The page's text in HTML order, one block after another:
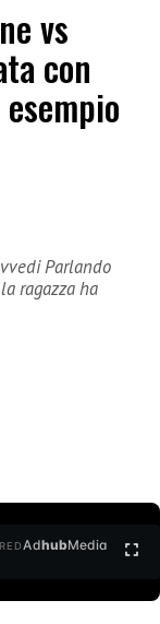
vs
con
Parlando
ragazza ha
AdhubMedia